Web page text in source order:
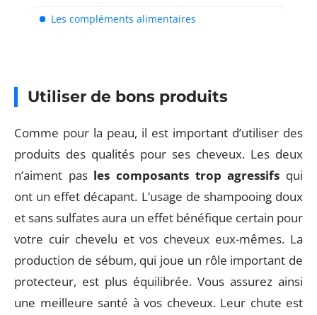
Les compléments alimentaires
Utiliser de bons produits
Comme pour la peau, il est important d’utiliser des
produits des qualités pour ses cheveux. Les deux
n’aiment pas les composants trop agressifs qui
ont un effet décapant. L’usage de shampooing doux
et sans sulfates aura un effet bénéfique certain pour
votre cuir chevelu et vos cheveux eux-mêmes. La
production de sébum, qui joue un rôle important de
protecteur, est plus équilibrée. Vous assurez ainsi
une meilleure santé à vos cheveux. Leur chute est